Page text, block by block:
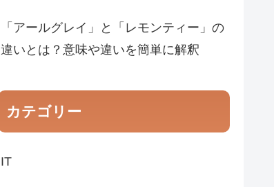
「アールグレイ」と「レモンティー」の
違いとは？意味や違いを簡単に解釈
カテゴリー
IT